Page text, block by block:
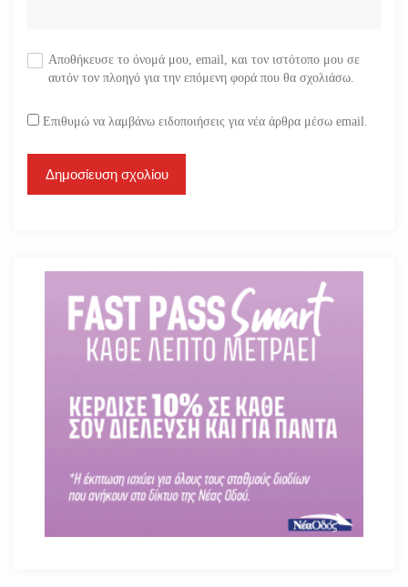
Αποθήκευσε το όνομά μου, email, και τον ιστότοπο μου σε
αυτόν τον πλοηγό για την επόμενη φορά που θα σχολιάσω.
Επιθυμώ να λαμβάνω ειδοποιήσεις για νέα άρθρα μέσω email.